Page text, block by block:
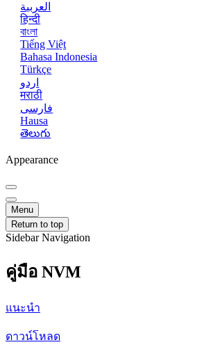
العربية
हिन्दी
বাংলা
Tiếng Việt
Bahasa Indonesia
Türkçe
اردو
मराठी
فارسی
Hausa
తెలుగు
Appearance
Menu
Return to top
Sidebar Navigation
คู่มือ NVM
แนะนำ
ดาวน์โหลด